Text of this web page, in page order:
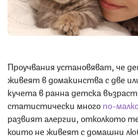
Проучвания установяват, че
живеят в домакинства с две
кучета в ранна детска
статистически многопо-
развият алергии, отколкото
които не живеят с домашни